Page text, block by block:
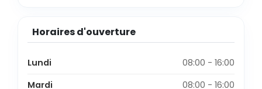
Horaires d'ouverture
Lundi
08:00 - 16:00
Mardi
08:00 - 16:00